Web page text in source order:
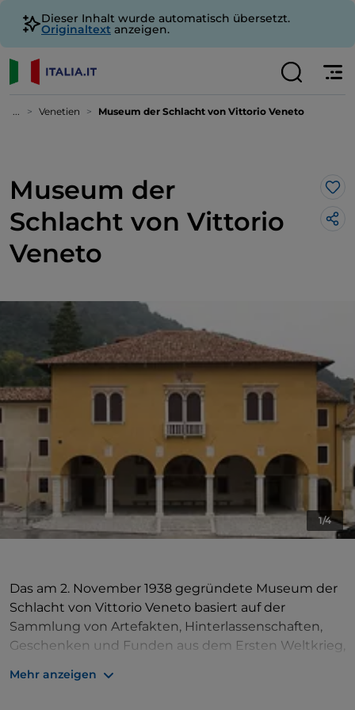
Dieser Inhalt wurde automatisch übersetzt.
Originaltext anzeigen.
... Venetien Museum der Schlacht von Vittorio Veneto
Museum der
Schlacht von Vittorio
Veneto
1/4
Das am 2. November 1938 gegründete Museum der
Schlacht von Vittorio Veneto basiert auf der
Sammlung von Artefakten, Hinterlassenschaften,
Geschenken und Funden aus dem Ersten Weltkrieg,
und „Ragazzo del '99“ (Junge von 1899), gesammelt
Mehr anzeigen